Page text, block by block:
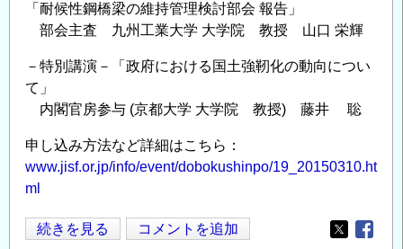
「耐候性鋼橋梁の維持管理検討部会 報告」
部会主査 九州工業大学 大学院 教授 山口 栄輝
－特別講演－「政府における国土強靭化の動向につい
て」
内閣官房参与 (京都大学 大学院 教授) 藤井 聡
申し込み方法など詳細はこちら：
www.jisf.or.jp/info/event/dobokushinpo/19_20150310.ht
ml
第
続きを見る コメントを追加
Opens in